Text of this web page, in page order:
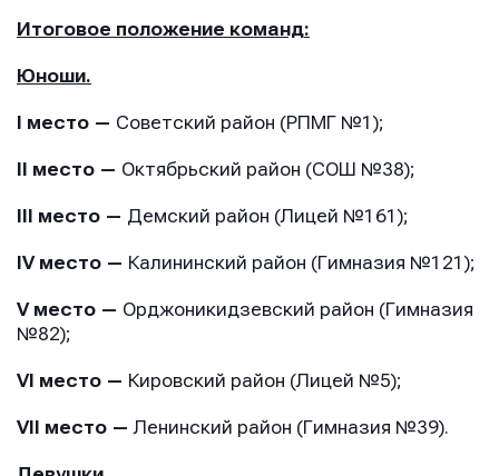
Итоговое положение команд:
Юноши.
I место — Советский район (РПМГ №1);
II место — Октябрьский район (СОШ №38);
III место — Демский район (Лицей №161);
IV место — Калининский район (Гимназия №121);
V место — Орджоникидзевский район (Гимназия
№82);
VI место — Кировский район (Лицей №5);
VII место — Ленинский район (Гимназия №39).